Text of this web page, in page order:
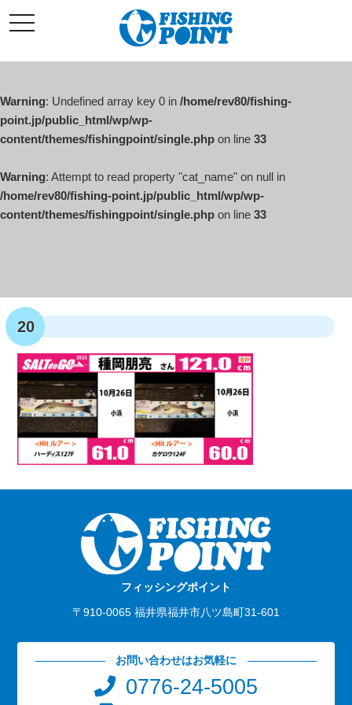
ン
ン
へ
ス
キ
プ
t
o
l
v
i
a
o
n
Warning: Undefined array key 0 in /home/rev80/fishing-
point.jp/public_html/wp/wp-
content/themes/fishingpoint/single.php on line 33
Warning: Attempt to read property "cat_name" on null in
/home/rev80/fishing-point.jp/public_html/wp/wp-
content/themes/fishingpoint/single.php on line 33
20
フィッシングポイント
〒910-0065 福井県福井市八ツ島町31-601
お問い合わせはお気軽に
0776-24-5005